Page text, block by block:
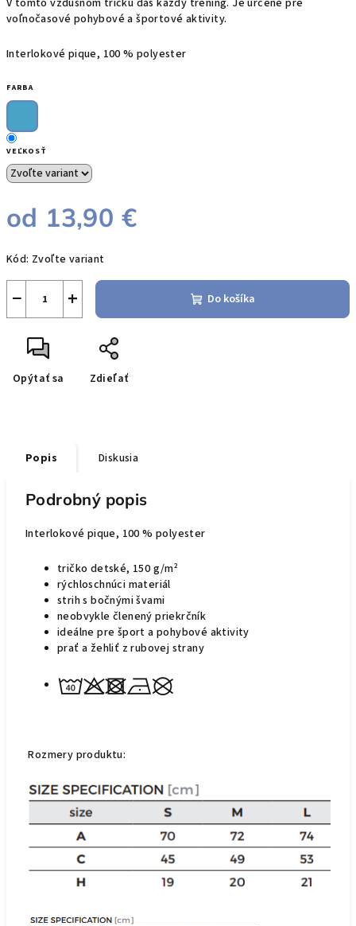
V tomto vzdušnom tričku dáš každý tréning. Jeurčené pre
voľnočasové pohybové a športové aktivity.
Interlokové pique, 100 % polyester
FARBA
VEĽKOSŤ
od 13,90 €
cena:
Kód: Zvoľte variant
+
− Do košíka
Opýtať sa Zdieľať
Popis Diskusia
Podrobný popis
Interlokové pique, 100 % polyester
tričko detské, 150 g/m²
rýchloschnúci materiál
strih s bočnými švami
neobvykle členený priekrčník
ideálne pre šport a pohybové aktivity
prať a žehliť z rubovej strany
Rozmery produktu: